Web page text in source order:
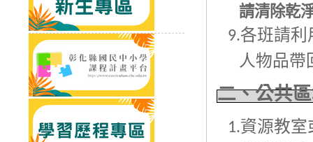
請清除乾
9.各班請利
人物品帶
二、公共
1.資源教室